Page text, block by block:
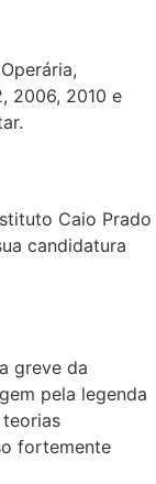
2006, 2010 e
Caio Prado
candidatura
greve da
pela legenda
fortemente